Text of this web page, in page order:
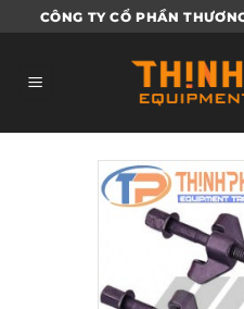
qua
dung
CÔNG TY CỔ PHẦN